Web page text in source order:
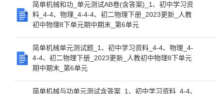
简单机械和功_单元测试AB卷(含答案)_1、初中学习资
料_4-4、物理_4-4-4、初二物理下册_2023更新_人教
初中物理8下单元期中期末_第6单元
简单机械单元测试题_1、初中学习资料_4-4、物理_4-
4-4、初二物理下册_2023更新_人教初中物理8下单元
期中期末_第6单元
简单机械与功单元测试含答案_1、初中学习资料_4-4、